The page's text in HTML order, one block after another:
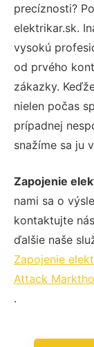
precíznosti?
elektrikar.sk.
vysokú
od prvého
zákazky.
nielen počas
prípadnej
snažíme sa ju
Zapojenie
nami sa o
kontaktujte
ďalšie naše
Zapojenie
Attack
.